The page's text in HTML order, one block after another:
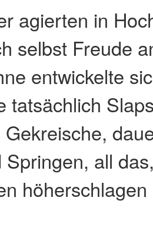
agierten in
selbst Freude
entwickelte
tatsächlich
Springen, all